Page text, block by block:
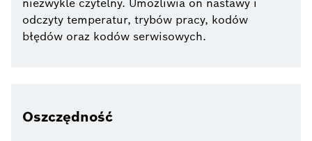
niezwykle czytelny. Umożliwia on nastawy i
odczyty temperatur, trybów pracy, kodów
błędów oraz kodów serwisowych.
Oszczędność